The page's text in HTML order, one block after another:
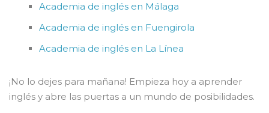
Academia de inglés en Málaga
Academia de inglés en Fuengirola
Academia de inglés en La Línea
¡No lo dejes para mañana! Empieza hoy a aprender
inglés y abre las puertas a un mundo de posibilidades.